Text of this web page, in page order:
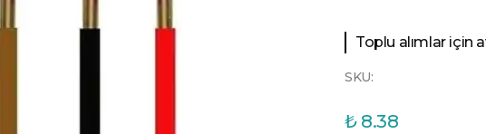
Toplu alımlar için
SKU:
₺ 8.38